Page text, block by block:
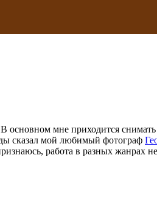
основном мне приходится снимать
сказал мой любимый фотограф
работа в разных жанрах